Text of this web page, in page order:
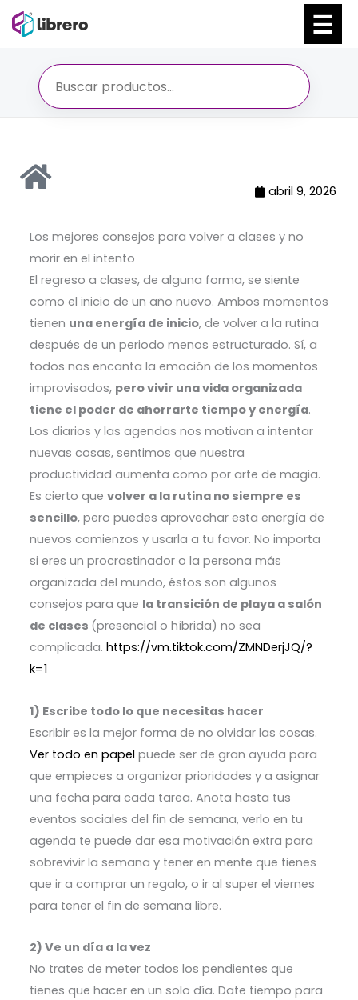
abril 9, 2026
Los mejores consejos para volver a clases y no
morir en el intento
El regreso a clases, de alguna forma, se siente
como el inicio de un año nuevo. Ambos momentos
tienen una energía de inicio, de volver a la rutina
después de un periodo menos estructurado. Sí, a
todos nos encanta la emoción de los momentos
improvisados, pero vivir una vida organizada
tiene el poder de ahorrarte tiempo y energía.
Los diarios y las agendas nos motivan a intentar
nuevas cosas, sentimos que nuestra
productividad aumenta como por arte de magia.
Es cierto que volver a la rutina no siempre es
sencillo, pero puedes aprovechar esta energía de
nuevos comienzos y usarla a tu favor. No importa
si eres un procrastinador o la persona más
organizada del mundo, éstos son algunos
consejos para que la transición de playa a salón
de clases (presencial o híbrida) no sea
complicada. https://vm.tiktok.com/ZMNDerjJQ/?
k=1
1) Escribe todo lo que necesitas hacer
Escribir es la mejor forma de no olvidar las cosas.
Ver todo en papelpuede ser de gran ayuda para
que empieces a organizar prioridades y a asignar
una fecha para cada tarea. Anota hasta tus
eventos sociales del fin de semana, verlo en tu
agenda te puede dar esa motivación extra para
sobrevivir la semana y tener en mente que tienes
que ir a comprar un regalo, o ir al super el viernes
para tener el fin de semana libre.
2) Ve un día a la vez
No trates de meter todos los pendientes que
tienes que hacer en un solo día. Date tiempo para